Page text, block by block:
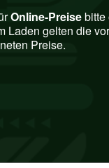
Online-Preisebitte
Laden gelten die
Preise.